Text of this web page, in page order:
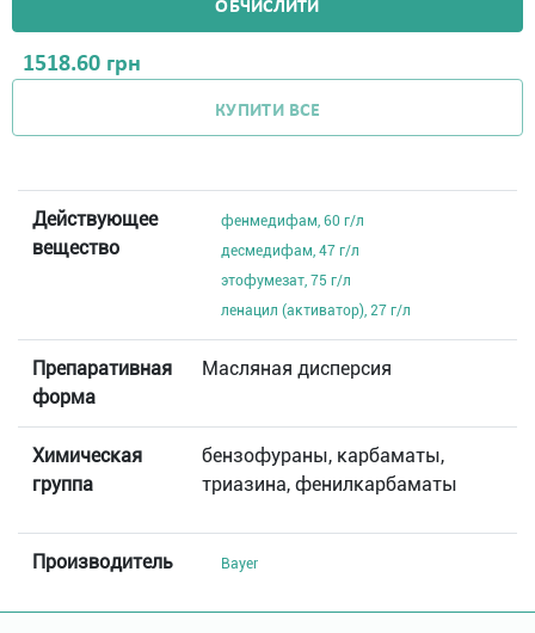
ОБЧИСЛИТИ
1518.60 грн
КУПИТИ ВСЕ
Действующее
вещество
фенмедифам, 60 г/л
десмедифам, 47 г/л
этофумезат, 75 г/л
ленацил (активатор), 27 г/л
Препаративная
форма
Масляная дисперсия
Химическая
группа
бензофураны, карбаматы,
триазина, фенилкарбаматы
Производитель Bayer